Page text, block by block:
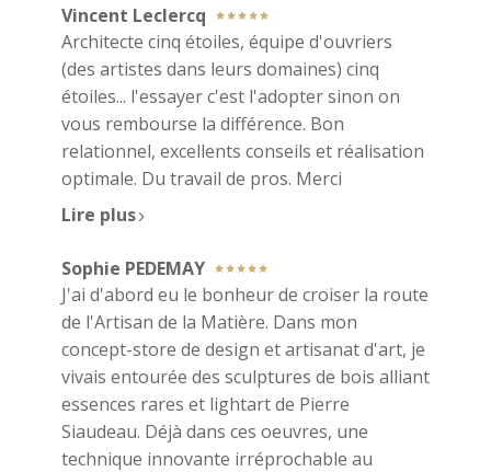
Vincent Leclercq
Architecte cinq étoiles, équipe d'ouvriers
(des artistes dans leurs domaines) cinq
étoiles... l'essayer c'est l'adopter sinon on
vous rembourse la différence. Bon
relationnel, excellents conseils et réalisation
optimale. Du travail de pros. Merci
Lire plus
Sophie PEDEMAY
J'ai d'abord eu le bonheur de croiser la route
de l'Artisan de la Matière. Dans mon
concept-store de design et artisanat d'art, je
vivais entourée des sculptures de bois alliant
essences rares et lightart de Pierre
Siaudeau. Déjà dans ces oeuvres, une
technique innovante irréprochable au